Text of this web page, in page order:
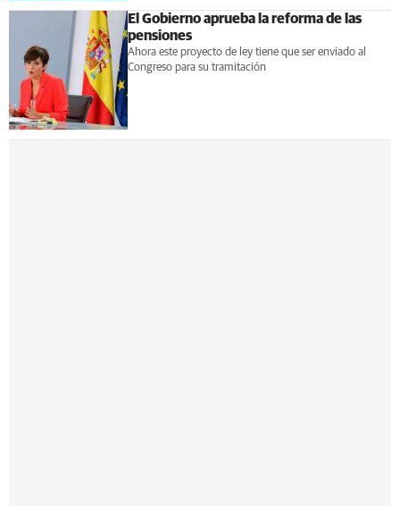
El Gobierno aprueba la reforma de las
pensiones
Ahora este proyecto de ley tiene que ser enviado al
Congreso para su tramitación